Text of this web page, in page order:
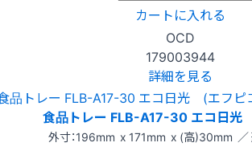
カートに入れる
OCD
179003944
詳細を見る
食品トレー FLB-A17-30 エコ日
外寸：196mm x 171mm x (高)30mm ／